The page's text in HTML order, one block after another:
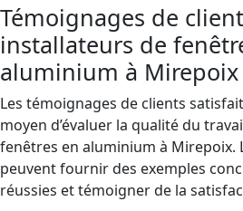
Témoignages de
installateurs de
aluminium à Mirepoix
Les témoignages de clients
moyen d’évaluer la qualité du
fenêtres en aluminium à Mirepoix.
peuvent fournir des exemples
réussies et témoigner de la